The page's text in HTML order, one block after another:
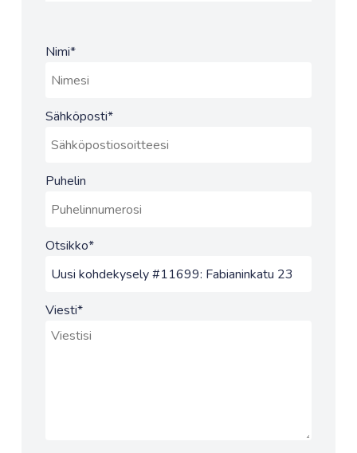
Nimi*
Sähköposti*
Puhelin
Otsikko*
Viesti*